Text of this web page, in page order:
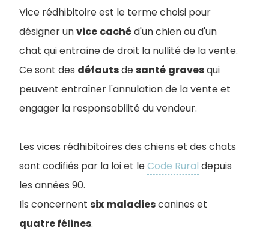
Vice rédhibitoire est le terme choisi pour
désigner unvice cachéd'un chien ou d'un
chat qui entraîne de droit la nullité de la vente.
Ce sont des défautsdesanté gravesqui
peuvent entraîner l'annulation de la vente et
engager la responsabilité du vendeur.
Les vices rédhibitoires des chiens et des chats
sont codifiés par la loi et leCode Rural depuis
les années 90.
Ils concernent six maladiescanines et
quatre félines.